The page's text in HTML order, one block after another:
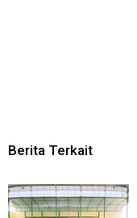
Berita Terkait